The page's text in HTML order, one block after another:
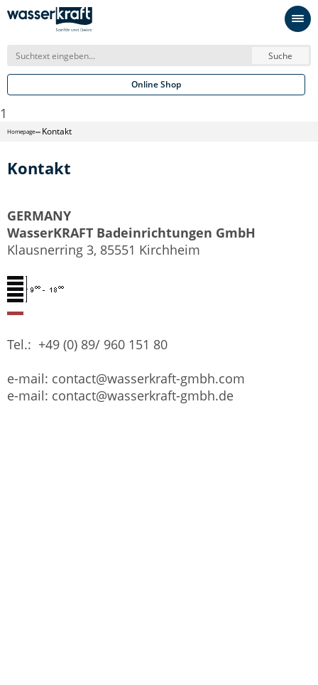
Suche
Online Shop
1
Homepage Kontakt
Kontakt
GERMANY
WasserKRAFT Badeinrichtungen GmbH
Klausnerring 3, 85551 Kirchheim
Tel.: +49 (0) 89/ 960 151 80
e-mail: contact@wasserkraft-gmbh.com
e-mail: contact@wasserkraft-gmbh.de